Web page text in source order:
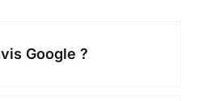
Google ?